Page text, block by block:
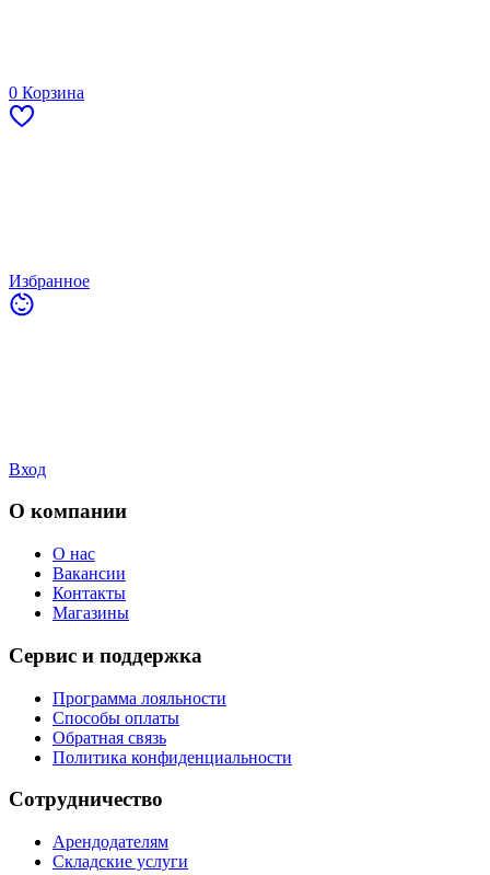
0 Корзина
Избранное
Вход
О компании
О нас
Вакансии
Контакты
Магазины
Сервис и поддержка
Программа лояльности
Способы оплаты
Обратная связь
Политика конфиденциальности
Сотрудничество
Арендодателям
Складские услуги